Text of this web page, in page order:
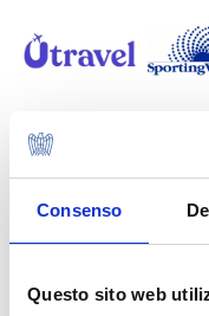
Consenso
Questo sito web